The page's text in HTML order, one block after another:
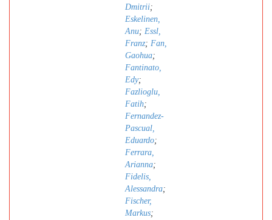
Dmitrii;
Eskelinen,
Anu; Essl,
Franz; Fan,
Gaohua;
Fantinato,
Edy;
Fazlioglu,
Fatih;
Fernandez-
Pascual,
Eduardo;
Ferrara,
Arianna;
Fidelis,
Alessandra;
Fischer,
Markus;